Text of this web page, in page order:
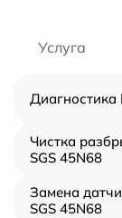
Услуга
Диагностика
Чистка
SGS 45N68
Замена
SGS 45N68